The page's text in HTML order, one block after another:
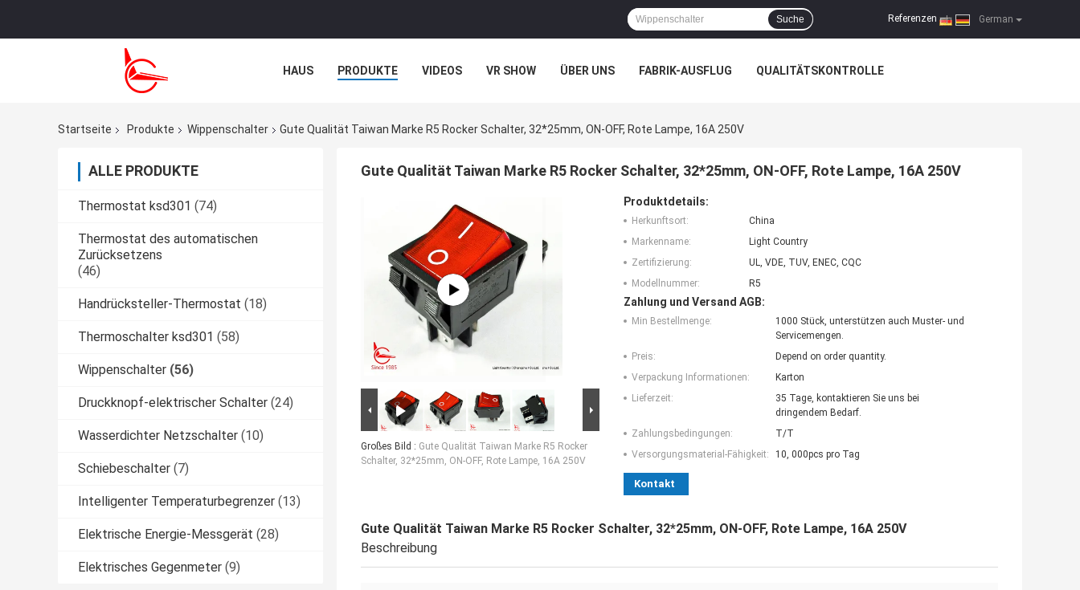
German
Referenzen |
Suche
HAUS PRODUKTE VIDEOS VR SHOW ÜBER UNS FABRIK-AUSFLUG QUALITÄTSKONTROLLE
Startseite
Produkte Wippenschalter Gute Qualität Taiwan Marke R5 Rocker Schalter, 32*25mm, ON-OFF, Rote Lampe, 16A 250V
ALLE PRODUKTE
Thermostat ksd301 (74)
Thermostat des automatischen
Zurücksetzens
(46)
Handrücksteller-Thermostat (18)
Thermoschalter ksd301 (58)
Wippenschalter (56)
Druckknopf-elektrischer Schalter (24)
Wasserdichter Netzschalter (10)
Schiebeschalter (7)
Intelligenter Temperaturbegrenzer (13)
Elektrische Energie-Messgerät (28)
Elektrisches Gegenmeter (9)
Gute Qualität Taiwan Marke R5 Rocker Schalter, 32*25mm, ON-OFF, Rote Lampe, 16A 250V
Großes Bild : Gute Qualität Taiwan Marke R5 Rocker
Schalter, 32*25mm, ON-OFF, Rote Lampe, 16A 250V
Produktdetails:
Herkunftsort:
China
Markenname:
Light Country
Zertifizierung:
UL, VDE, TUV, ENEC, CQC
Modellnummer:
R5
Zahlung und Versand AGB:
Min Bestellmenge:
1000 Stück, unterstützen auch Muster- und
Servicemengen.
Preis:
Depend on order quantity.
Verpackung Informationen:
Karton
Lieferzeit:
35 Tage, kontaktieren Sie uns bei
dringendem Bedarf.
Zahlungsbedingungen:
T/T
Versorgungsmaterial-Fähigkeit:
10, 000pcs pro Tag
Kontakt
Gute Qualität Taiwan Marke R5 Rocker Schalter, 32*25mm, ON-OFF, Rote Lampe, 16A 250V
Beschreibung